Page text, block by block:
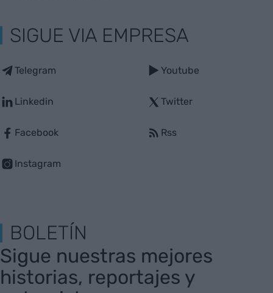
SIGUE VIA EMPRESA
Telegram
Linkedin
Facebook
Instagram
Youtube
Twitter
Rss
BOLETÍN
Sigue nuestras mejores
historias, reportajes y